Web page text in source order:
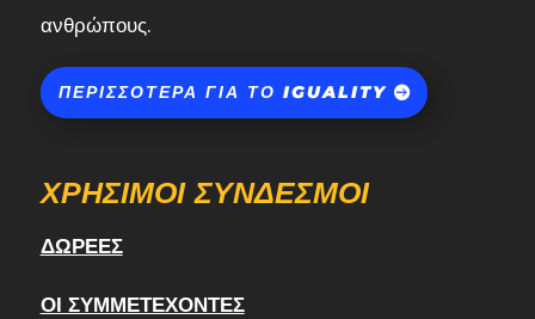
ανθρώπους.
ΠΕΡΙΣΣΌΤΕΡΑ ΓΙΑ ΤΟ IGUALITY
ΧΡΉΣΙΜΟΙ ΣΎΝΔΕΣΜΟΙ
ΔΩΡΕΈΣ
ΟΙ ΣΥΜΜΕΤΈΧΟΝΤΕΣ